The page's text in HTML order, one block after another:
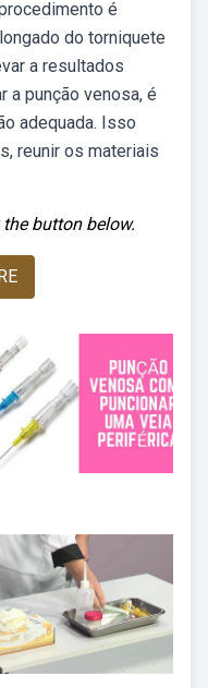
é
do torniquete
a resultados
a punção venosa, é
adequada. Isso
reunir os materiais
button below.